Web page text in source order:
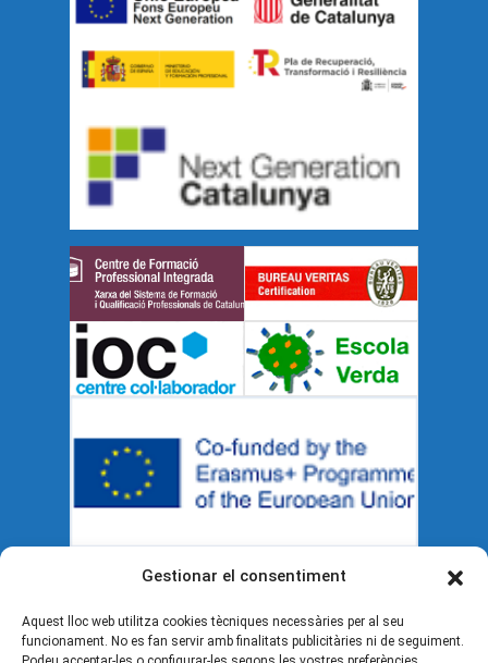
Gestionar el consentiment
Aquest lloc web utilitza cookies tècniques necessàries per al seu
funcionament. No es fan servir amb finalitats publicitàries ni de seguiment.
Documents legals